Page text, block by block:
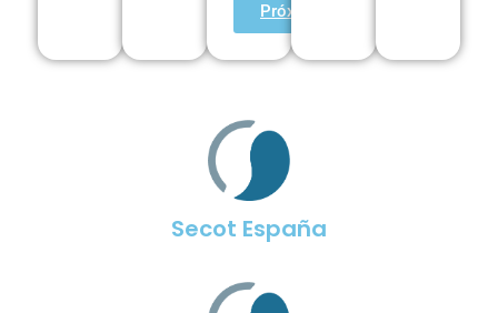
Próximamente
Secot España